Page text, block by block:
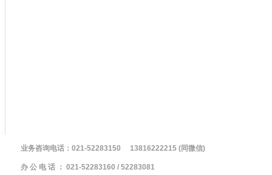
业务咨询电话：021-52283150 13816222215 (
办 公 电 话 ： 021-52283160 / 52283081 地址